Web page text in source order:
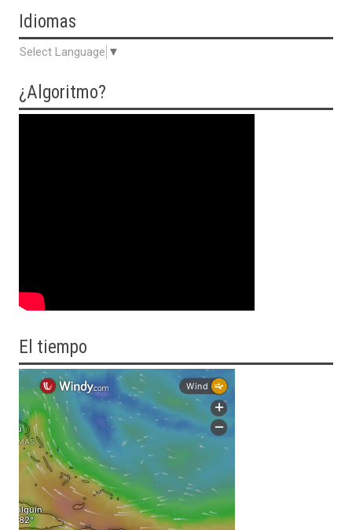
Idiomas
Select Language ▼
¿Algoritmo?
El tiempo